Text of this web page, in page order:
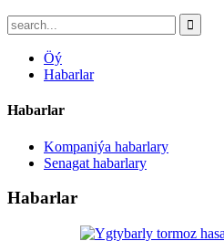
Öý
Habarlar
Habarlar
Kompaniýa habarlary
Senagat habarlary
Habarlar